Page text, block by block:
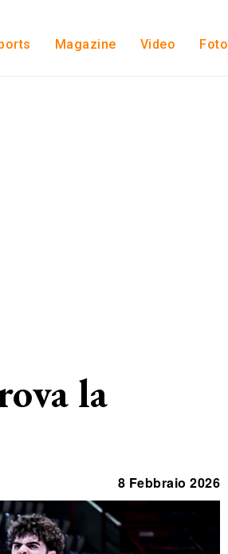
Magazine Video Foto
la
8 Febbraio 2026